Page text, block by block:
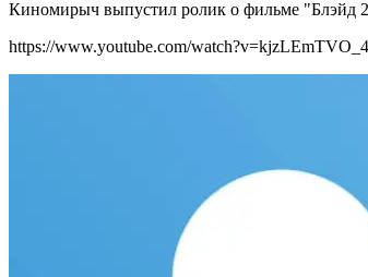
Киномирыч выпустил ролик о фильме "Блэйд
https://www.youtube.com/watch?v=kjzLEmTVO_4